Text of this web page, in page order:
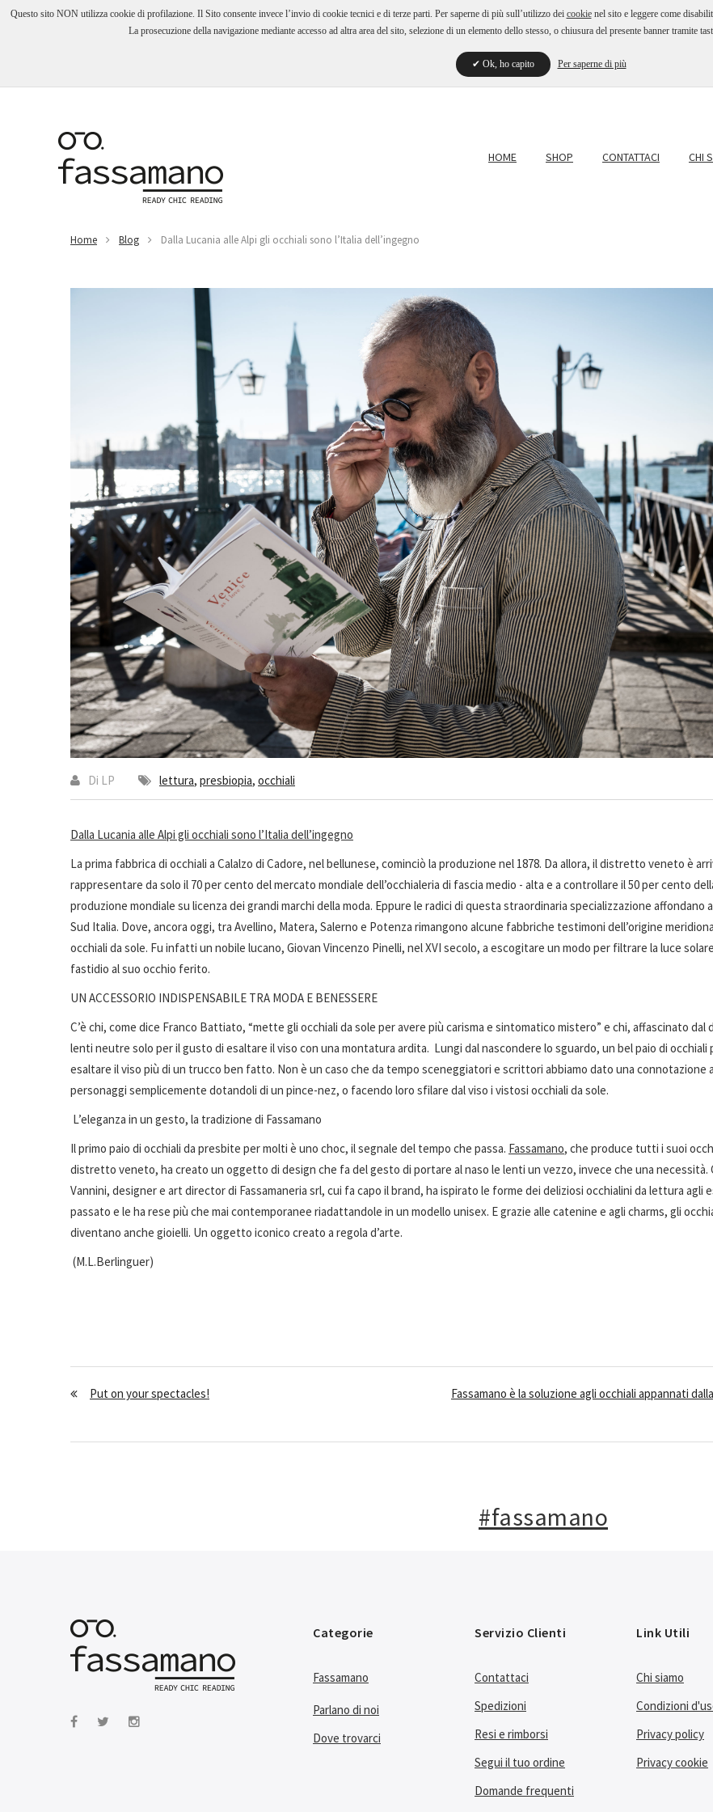
Questo sito NON utilizza cookie di profilazione. Il Sito consente invece l’invio di cookie tecnici e di terze parti. Per saperne di più sull’utilizzo dei cookienel sito e leggere come
La prosecuzione della navigazione mediante accesso ad altra area del sito, selezione di un elemento dello stesso, o chiusura del presente banner tramite
Ok, ho capito Per saperne di più
HOME SHOP CONTATTACI CHI
Home Blog Dalla Lucania alle Alpi gli occhiali sono l’Italia dell’ingegno
Di LP lettura presbiopia occhiali
Dalla Lucania alle Alpi gli occhiali sono l’Italia dell’ingegno
La prima fabbrica di occhiali a Calalzo di Cadore, nel bellunese, cominciò la produzione nel 1878. Da allora, il distretto veneto è
rappresentare da solo il 70 per cento del mercato mondiale dell’occhialeria di fascia medio - alta e a controllare il 50 per cento
produzione mondiale su licenza dei grandi marchi della moda. Eppure le radici di questa straordinaria specializzazione affondano
Sud Italia. Dove, ancora oggi, tra Avellino, Matera, Salerno e Potenza rimangono alcune fabbriche testimoni dell’origine
occhiali da sole. Fu infatti un nobile lucano, Giovan Vincenzo Pinelli, nel XVI secolo, a escogitare un modo per filtrare la luce
fastidio al suo occhio ferito.
UN ACCESSORIO INDISPENSABILE TRA MODA E BENESSERE
C’è chi, come dice Franco Battiato, “mette gli occhiali da sole per avere più carisma e sintomatico mistero” e chi, affascinato dal
lenti neutre solo per il gusto di esaltare il viso con una montatura ardita. Lungi dal nascondere lo sguardo, un bel paio di
esaltare il viso più di un trucco ben fatto. Non è un caso che da tempo sceneggiatori e scrittori abbiamo dato una connotazione
personaggi semplicemente dotandoli di un pince-nez, o facendo loro sfilare dal viso i vistosi occhiali da sole.
L’eleganza in un gesto, la tradizione di Fassamano
Il primo paio di occhiali da presbite per molti è uno choc, il segnale del tempo che passa. Fassamano, che produce tutti i suoi
distretto veneto, ha creato un oggetto di design che fa del gesto di portare al naso le lenti un vezzo, invece che una necessità.
Vannini, designer e art director di Fassamaneria srl, cui fa capo il brand, ha ispirato le forme dei deliziosi occhialini da lettura agli
passato e le ha rese più che mai contemporanee riadattandole in un modello unisex. E grazie alle catenine e agli charms, gli
diventano anche gioielli. Un oggetto iconico creato a regola d’arte.
(M.L.Berlinguer)
Put on your spectacles! Fassamano è la soluzione agli occhiali appannati
#fassamano
Categorie
Fassamano
Parlano di noi
Dove trovarci
Servizio Clienti
Contattaci
Spedizioni
Resi e rimborsi
Segui il tuo ordine
Domande frequenti
Link Utili
Chi siamo
Condizioni
Privacy policy
Privacy cookie